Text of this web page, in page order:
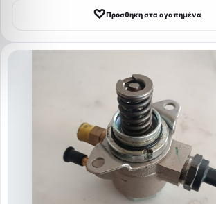
♡Προσθήκη στα αγαπημένα